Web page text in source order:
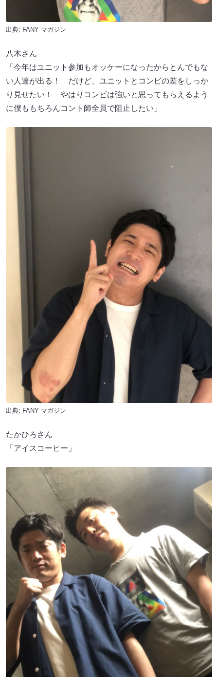
出典: FANY マガジン
八木さん
「今年はユニット参加もオッケーになったからとんでもな
い人達が出る！ だけど、ユニットとコンビの差をしっか
り見せたい！ やはりコンビは強いと思ってもらえるよう
に僕ももちろんコント師全員で阻止したい」
出典: FANY マガジン
たかひろさん
「アイスコーヒー」